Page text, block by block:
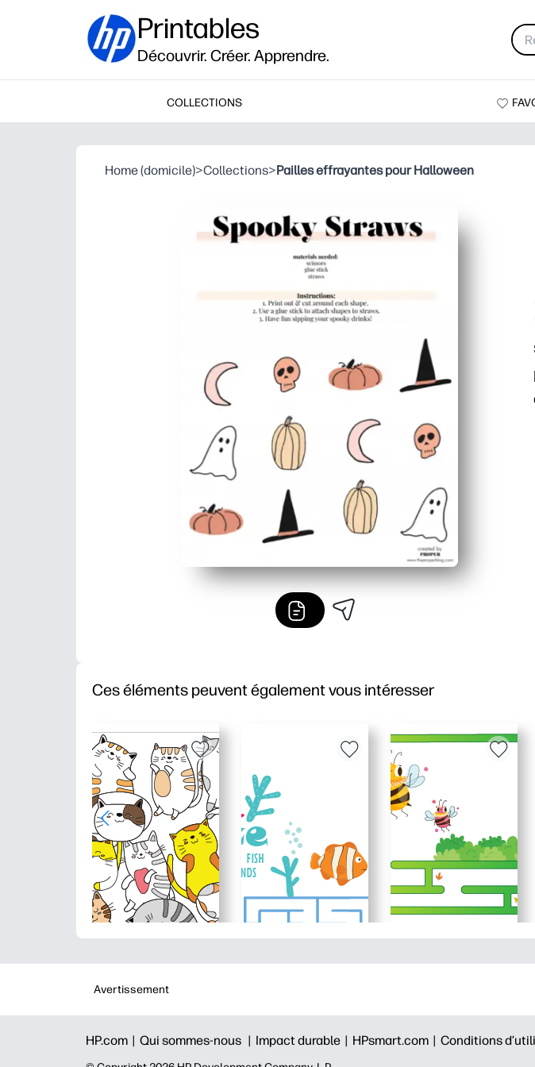
Printables
Découvrir. Créer. Apprendre.
COLLECTIONS
Home (domicile)>Collections>Pailles effrayantes pour Halloween
Ces éléments peuvent également vous intéresser
Avertissement
HP.com | Qui sommes-nous | Impact durable | HPsmart.com | Conditions